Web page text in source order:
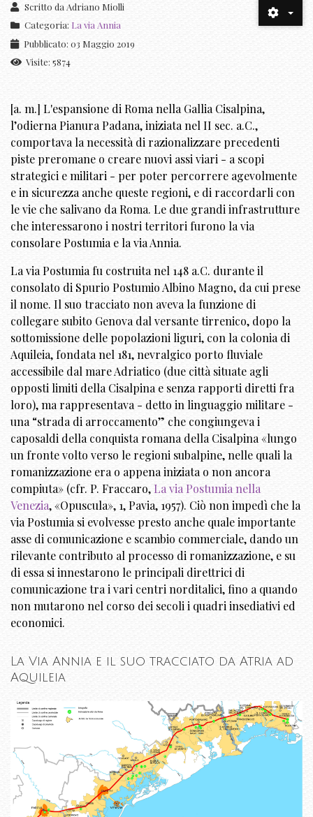
Scritto da Adriano Miolli
Categoria: La via Annia
Pubblicato: 03 Maggio 2019
Visite: 5874
[a. m.] L'espansione di Roma nella Gallia Cisalpina,
l’odierna Pianura Padana, iniziata nel II sec. a.C.,
comportava la necessità di razionalizzare precedenti
piste preromane o creare nuovi assi viari - a scopi
strategici e militari - per poter percorrere agevolmente
e in sicurezza anche queste regioni, e di raccordarli con
le vie che salivano da Roma. Le due grandi infrastrutture
che interessarono i nostri territori furono la via
consolare Postumia e la via Annia.
La via Postumia fu costruita nel 148 a.C. durante il
consolato di Spurio Postumio Albino Magno, da cui prese
il nome. Il suo tracciato non aveva la funzione di
collegare subito Genova dal versante tirrenico, dopo la
sottomissione delle popolazioni liguri, con la colonia di
Aquileia, fondata nel 181, nevralgico porto fluviale
accessibile dal mare Adriatico (due città situate agli
opposti limiti della Cisalpina e senza rapporti diretti fra
loro), ma rappresentava - detto in linguaggio militare -
una “strada di arroccamento” che congiungeva i
caposaldi della conquista romana della Cisalpina «lungo
un fronte volto verso le regioni subalpine, nelle quali la
romanizzazione era o appena iniziata o non ancora
compiuta» (cfr. P. Fraccaro, La via Postumia nella
Venezia, «Opuscula», 1, Pavia, 1957). Ciò non impedì che la
via Postumia si evolvesse presto anche quale importante
asse di comunicazione e scambio commerciale, dando un
rilevante contributo al processo di romanizzazione, e su
di essa si innestarono le principali direttrici di
comunicazione tra i vari centri norditalici, fino a quando
non mutarono nel corso dei secoli i quadri insediativi ed
economici.
La Via Annia e il suo tracciato da Atria ad
Aquileia